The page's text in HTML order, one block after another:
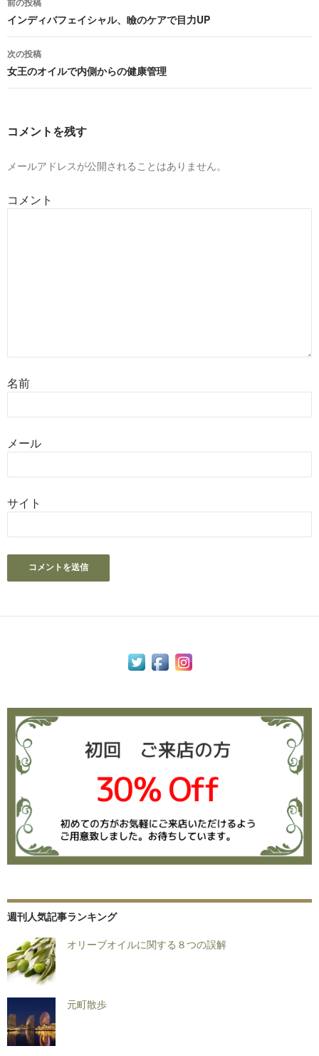
稿
ナ
ビ
ゲ
ー
ョ
ン
インディバフェイシャル、瞼のケアで目力UP
次の投稿
女王のオイルで内側からの健康管理
コメントを残す
メールアドレスが公開されることはありません。
コメント
名前
メール
サイト
週刊人気記事ランキング
オリーブオイルに関する８つの誤解
元町散歩